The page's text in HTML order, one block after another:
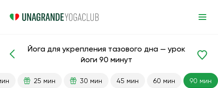
Таз
Йога для укрепления тазового дна — урок
йоги 90 минут
25 мин 30 мин 45 мин 60 мин 90 мин